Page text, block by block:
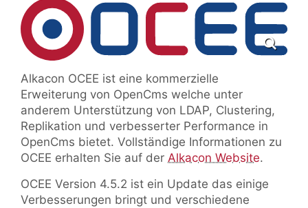
Alkacon OCEE ist eine kommerzielle
Erweiterung von OpenCms welche unter
anderem Unterstützung von LDAP, Clustering,
Replikation und verbesserter Performance in
OpenCms bietet. Vollständige Informationen zu
OCEE erhalten Sie auf der Alkacon Website.
OCEE Version 4.5.2 ist ein Update das einige
Verbesserungen bringt und verschiedene